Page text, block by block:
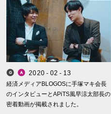
Smappa! Group
APiTS
2020 - 02 - 13
経済メディアBLOGOSに手塚マキ会長
のインタビューとAPiTS風早涼太部長の
密着動画が掲載されました。